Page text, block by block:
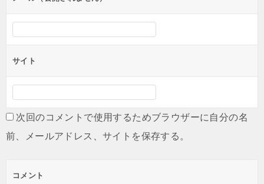
サイト
次回のコメントで使用するためブラウザーに自分の名
前、メールアドレス、サイトを保存する。
コメント